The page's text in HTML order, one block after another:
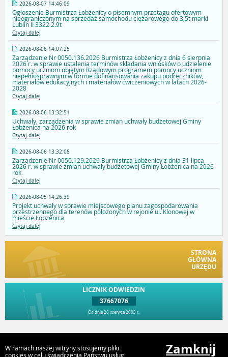
2026-08-07 14:46:09
Ogłoszenie Burmistrza Łobżenicy o pisemnym przetagu ofertowym
nieograniczonym na sprzedaż samochodu ciężarowego do 3,5t marki
Lublin II 3322 2.9t
Czytaj dalej
2026-08-06 14:07:25
Zarządzenie Nr 0050.136.2026 Burmistrza Łobżenicy z dnia 6 sierpnia
2026 r. w sprawie ustalenia terminów składania wniosków o udzielenie
pomocy uczniom objętym Rządowym programem pomocy uczniom
niepełnosprawnym w formie dofinansowania zakupu podręczników,
materiałów edukacyjnych i materiałów ćwiczeniowych w latach 2026-
2028
Czytaj dalej
2026-08-06 13:32:51
Uchwały, zarządzenia w sprawie zmian uchwały budżetowej Gminy
Łobżenica na 2026 rok
Czytaj dalej
2026-08-06 13:32:08
Zarządzenie Nr 0050.129.2026 Burmistrza Łobżenicy z dnia 31 lipca
2026 r. w sprawie zmian uchwały budżetowej Gminy Łobżenica na 2026
rok
Czytaj dalej
2026-08-05 14:26:39
Projekt uchwały w sprawie miejscowego planu zagospodarowania
przestrzennego dla terenów położonych w rejonie ul. Klonowej w
mieście Łobżenica
Czytaj dalej
STRONA
GŁÓWNA
URZĘDU
LICZNIK ODWIEDZIN
37667076
Od dnia 26 czerwca 2003 r.
W ramach naszej witryny stosujemy pliki
cookies w celu świadczenia Państwu usług
Zamknij